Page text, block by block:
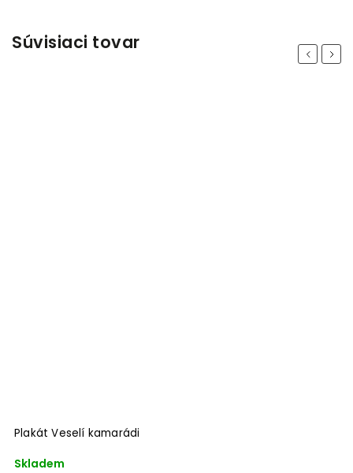
Súvisiaci tovar Previous
Plakát Veselí kamarádi
Skladem
Next